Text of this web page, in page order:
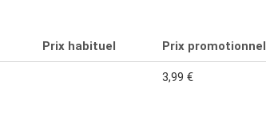
Prix habituel Prix promotionnel
3,99 €